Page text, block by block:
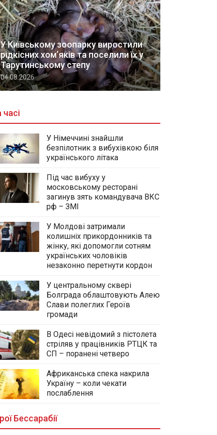
У Київському зоопарку виростили
рідкісних хом’яків та поселили їх у
Тарутинському степу
04.08.2026
часі
У Німеччині знайшли
безпілотник з вибухівкою біля
українського літака
Під час вибуху у
московському ресторані
загинув зять командувача ВКС
рф – ЗМІ
У Молдові затримали
колишніх прикордонників та
жінку, які допомогли сотням
українських чоловіків
незаконно перетнути кордон
У центральному сквері
Болграда облаштовують Алею
Слави полеглих Героїв
громади
В Одесі невідомий з пістолета
стріляв у працівників РТЦК та
СП – поранені четверо
Африканська спека накрила
Україну – коли чекати
послаблення
Бессарабії
У центральному сквері Болграда
облаштовують Алею Слави
полеглих Героїв громади
03.08.2026